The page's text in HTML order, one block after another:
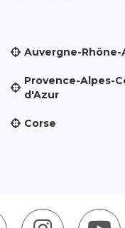
Auvergne-Rhône-
Provence-Alpes-
d'Azur
Corse